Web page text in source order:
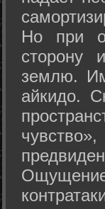
Но при
сторону
землю.
айкидо.